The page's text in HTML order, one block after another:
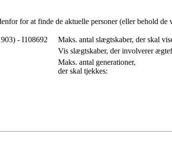
for at finde de aktuelle personer (eller behold
- I108692
Maks. antal slægtskaber, der skal
Vis slægtskaber, der involverer
Maks. antal generationer,
der skal tjekkes: